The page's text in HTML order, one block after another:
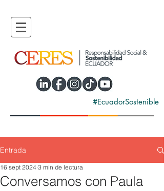
#EcuadorSostenible
Entrada
Conversamos con Paula
16 sept 2024 3 min de lectura